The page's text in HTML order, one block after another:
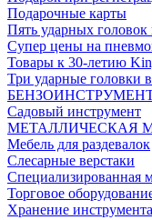
Подарочные карты
Пять ударных головок
Супер цены на
Товары к 30-летию
Три ударные головки
Садовый инструмент
МЕТАЛЛИЧЕСКАЯ
Мебель для раздевалок
Слесарные верстаки
Специализированная
Торговое
Хранение инструмента